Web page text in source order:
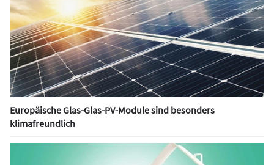
Europäische Glas-Glas-PV-Module sind besonders
klimafreundlich